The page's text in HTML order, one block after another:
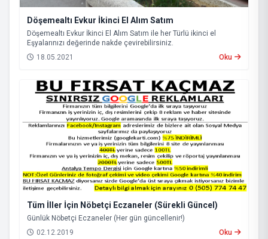
Döşemealtı Evkur İkinci El Alım Satım
Döşemealtı Evkur İkinci El Alım Satım ile her Türlü ikinci el
Eşyalarınızı değerinde nakde çevirebilirsiniz.
18.05.2021
Oku
Tüm İller İçin Nöbetçi Eczaneler (Sürekli Güncel)
Günlük Nöbetçi Eczaneler (Her gün güncellenir!)
02.12.2019
Oku